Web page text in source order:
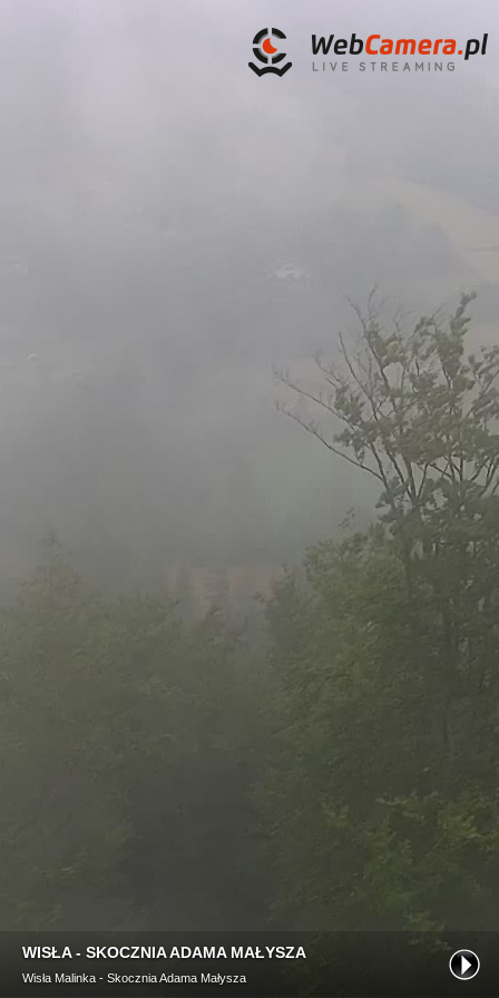
WISŁA - SKOCZNIA ADAMA MAŁYSZA
Wisła Malinka - Skocznia Adama Małysza